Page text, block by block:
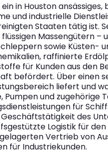
in Houston
und industrielle
Staaten tätig ist.
Massengütern –
sowie Küsten-
raffinierte
für Kunden aus den
befördert. Über einen
liefert und
Pumpen und zugehörige
für
des
Logistik für
Vertrieb von
für Industriekunden.